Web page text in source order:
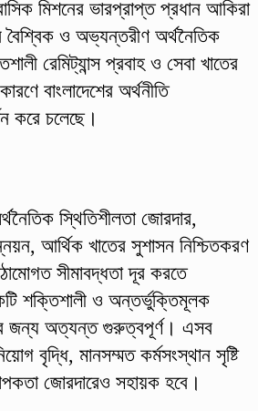
মিশনের ভারপ্রাপ্ত প্রধান আকিরা
বৈশ্বিক ও অভ্যন্তরীণ অর্থনৈতিক
রেমিট্যান্স প্রবাহ ও সেবা খাতের
বাংলাদেশের অর্থনীতি
করে চলেছে।
স্থিতিশীলতা জোরদার,
আর্থিক খাতের সুশাসন নিশ্চিতকরণ
সীমাবদ্ধতা দূর করতে
শক্তিশালী ও অন্তর্ভুক্তিমূলক
জন্য অত্যন্ত গুরুত্বপূর্ণ। এসব
বৃদ্ধি, মানসম্মত কর্মসংস্থান সৃষ্টি
জোরদারেও সহায়ক হবে।